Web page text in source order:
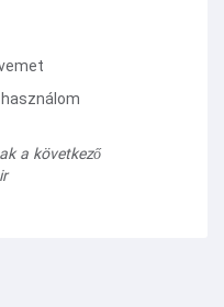
a következő